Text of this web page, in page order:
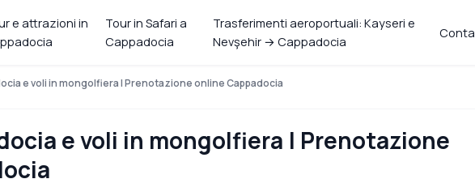
e attrazioni in
Tour in Safari a
Cappadocia
Trasferimenti aeroportuali: Kayseri e
Nevşehir → Cappadocia
e voli in mongolfiera | Prenotazione online Cappadocia
e voli in mongolfiera | Prenotazione